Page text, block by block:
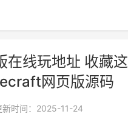
在线玩地址 收藏
网页版源码
新时间：2025-11-24